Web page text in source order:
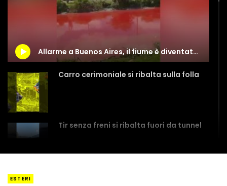
Allarme a Buenos Aires, il fiume è diventato rosso
Carro cerimoniale si ribalta sulla folla
Tir senza freni si ribalta fuori da tunnel
ESTERI